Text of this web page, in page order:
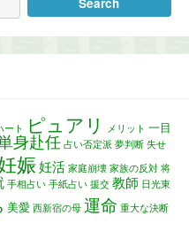
ート ピュアリ メリット 一目
身赴任 占い否定派 夢判断 失せ
娠妊活 家庭崩壊 家族の反対 将
手相占い 手紙占い 援交 教師 日光東
美愛 西新宿の母 運命 重大な決断